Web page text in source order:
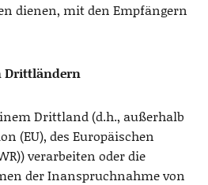
dienen, mit den Empfängern
Drittländern
Drittland (d.h., außerhalb
(EU), des Europäischen
verarbeiten oder die
der Inanspruchnahme von